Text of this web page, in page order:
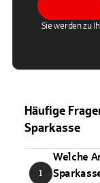
Sie werden zu
Häufige
Sparkasse
1
Welche